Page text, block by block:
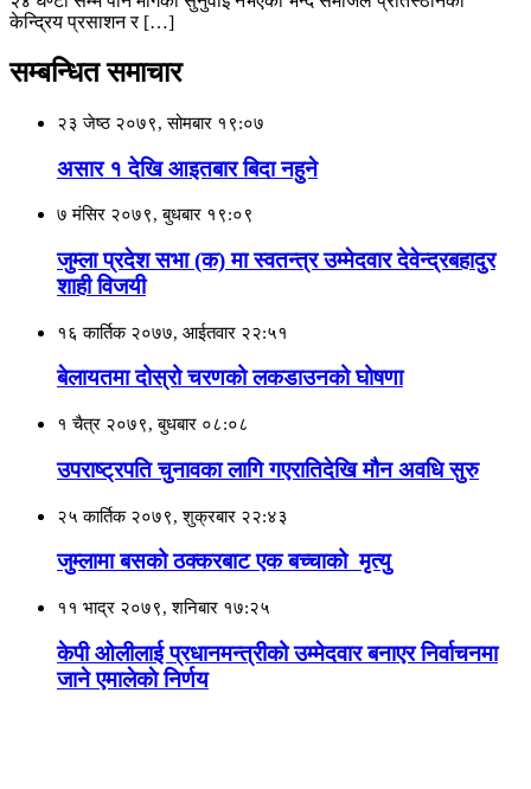
केन्द्रिय प्रसाशन र […]
सम्बन्धित समाचार
२३ जेष्ठ २०७९, सोमबार १९:०७
असार १ देखि आइतबार बिदा नहुने
७ मंसिर २०७९, बुधबार १९:०९
जुम्ला प्रदेश सभा (क) मा स्वतन्त्र उम्मेदवार देवेन्द्रबहादुर
शाही विजयी
१६ कार्तिक २०७७, आईतवार २२:५१
बेलायतमा दोस्रो चरणको लकडाउनको घोषणा
१ चैत्र २०७९, बुधबार ०८:०८
उपराष्ट्रपति चुनावका लागि गएरातिदेखि मौन अवधि सुरु
२५ कार्तिक २०७९, शुक्रबार २२:४३
जुम्लामा बसको ठक्‍करबाट एक बच्चाको मृत्यु
११ भाद्र २०७९, शनिबार १७:२५
केपी ओलीलाई प्रधानमन्त्रीको उम्मेदवार बनाएर निर्वाचनमा
जाने एमालेकाे निर्णय